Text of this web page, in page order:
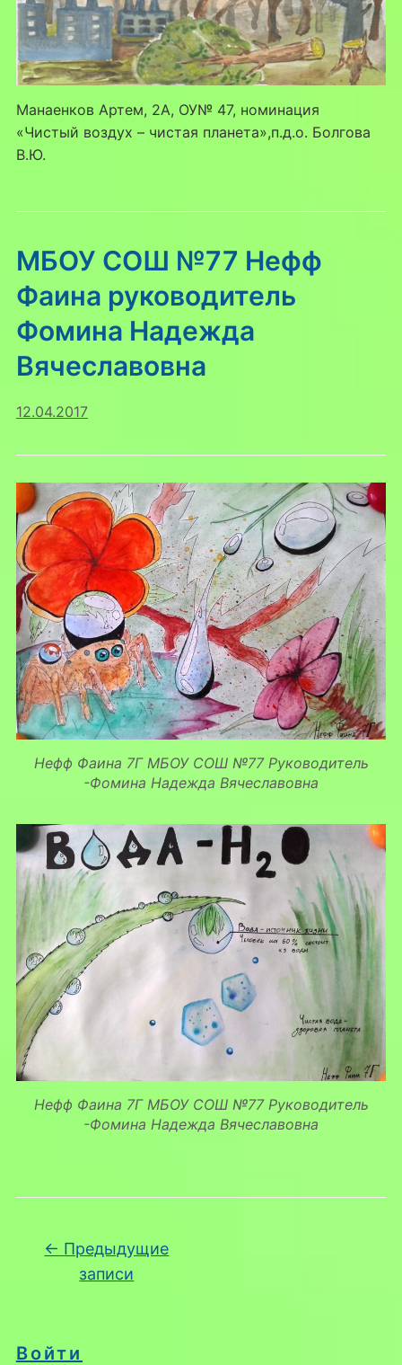
Войти
Манаенков Артем, 2А, ОУ№ 47, номинация
«Чистый воздух – чистая планета»,п.д.о. Болгова
В.Ю.
МБОУ СОШ №77 Нефф
Фаина руководитель
Фомина Надежда
Вячеславовна
12.04.2017
Нефф Фаина 7Г МБОУ СОШ №77 Руководитель
-Фомина Надежда Вячеславовна
Нефф Фаина 7Г МБОУ СОШ №77 Руководитель
-Фомина Надежда Вячеславовна
Навигация по записям
← Предыдущие
записи